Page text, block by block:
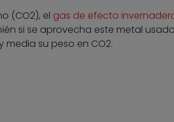
(CO2), el gas de efecto
si se aprovecha este metal
su peso en CO2.